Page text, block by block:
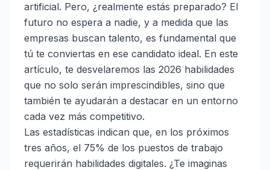
artificial. Pero, ¿realmente estás preparado? El
futuro no espera a nadie, y a medida que las
empresas buscan talento, es fundamental que
tú te conviertas en ese candidato ideal. En este
artículo, te desvelaremos las 2026 habilidades
que no solo serán imprescindibles, sino que
también te ayudarán a destacar en un entorno
cada vez más competitivo.
Las estadísticas indican que, en los próximos
tres años, el 75% de los puestos de trabajo
requerirán habilidades digitales. ¿Te imaginas